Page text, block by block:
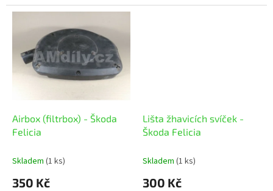
Airbox (filtrbox) - Škoda
Felicia
Skladem (1 ks)
350 Kč
Lišta žhavicích svíček -
Škoda Felicia
Skladem (1 ks)
300 Kč